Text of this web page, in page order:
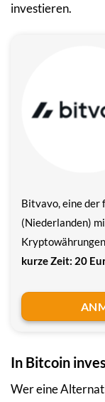
investieren.
Bitvavo, eine der
(Niederlanden)
kurze Zeit: 20
In Bitcoin
Wer eine